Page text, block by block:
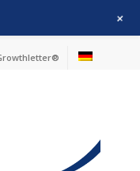
+